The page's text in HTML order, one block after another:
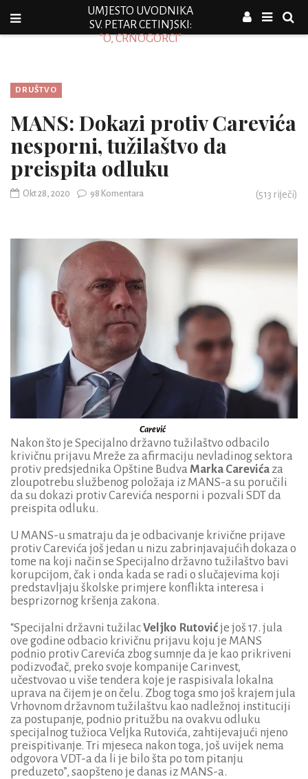
UMJESTO UVODNIKA
SV. PETAR CETINJSKI:
"O, CRNOGORCI"
DRUŠTVO
MANS: Dokazi protiv Carevića
nesporni, tužilaštvo da
preispita odluku
Okt 28, 2020 98 Komentara (513 riječi)
Carević
Nakon što je Specijalno državno tužilaštvo odbacilo
krivičnu prijavu Mreže za afirmaciju nevladinog sektora
protiv predsjednika Opštine BudvaMarka Carevića za
zloupotrebu službenog položaja iz MANS-a su poručili
da su dokazi protiv Carevića nesporni i pozvali SDT da
preispita odluku.
U MANS-u smatraju da je odbacivanje krivične prijave
protiv Carevića još jedan u nizu zabrinjavajućih dokaza o
tome na koji način se Specijalno državno tužilaštvo bavi
korupcijom, čak i onda kada se radi o slučajevima koji
predstavljaju školske primjere konflikta interesa i
besprizornog kršenja zakona.
“Specijalni državni tužilacVeljko Rutovićje još 17. jula
ove godine odbacio krivičnu prijavu koju je MANS
podnio protiv Carevića zbog sumnje da je kao prikriveni
podizvođač, preko svoje kompanije Carinvest,
učestvovao u više tendera koje je raspisivala lokalna
uprava na čijem je on čelu. Zbog toga smo još krajem jula
Vrhovnom državnom tužilaštvu kao nadležnoj instituciji
za postupanje, podnio pritužbu na ovakvu odluku
specijalnog tužioca Veljka Rutovića, zahtijevajući njeno
preispitivanje. Tri mjeseca nakon toga, još uvijek nema
odgovora VDT-a da li je bilo šta po tom pitanju
preduzeto”, saopšteno je danas iz MANS-a.